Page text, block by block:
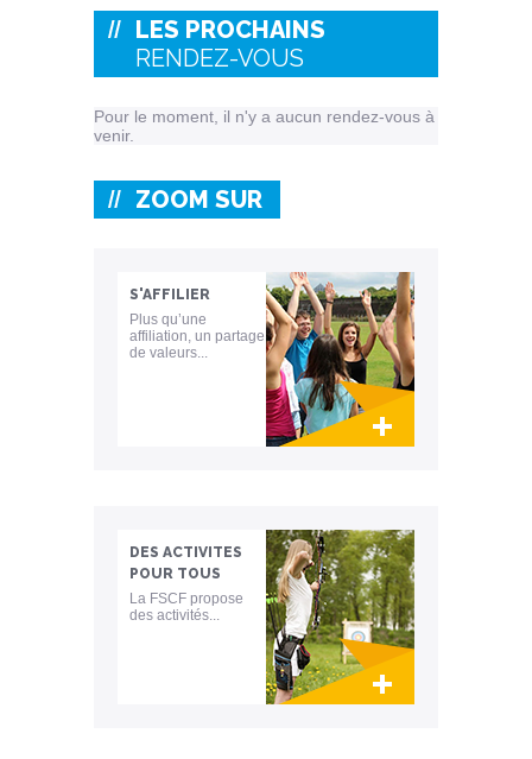
Autres jeux et sports
collectifs
Danse
contemporaine
LES PROCHAINS
RENDEZ-VOUS
Pour le moment, il n'y a aucun rendez-vous à
venir.
ZOOM SUR
S'AFFILIER
Plus qu’une
affiliation, un partage
de valeurs...
DES ACTIVITES
POUR TOUS
La FSCF propose
des activités...